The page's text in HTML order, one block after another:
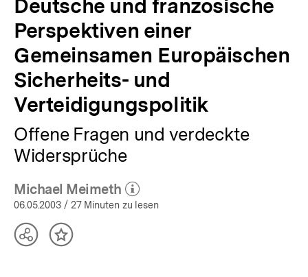
Deutsche und französische
Perspektiven einer
Gemeinsamen Europäischen
Sicherheits- und
Verteidigungspolitik
Offene Fragen und verdeckte
Widersprüche
Michael Meimeth
(Mehr zum Autor)
öffnen
06.05.2003 / 27 Minuten zu lesen
TeilenInhalt